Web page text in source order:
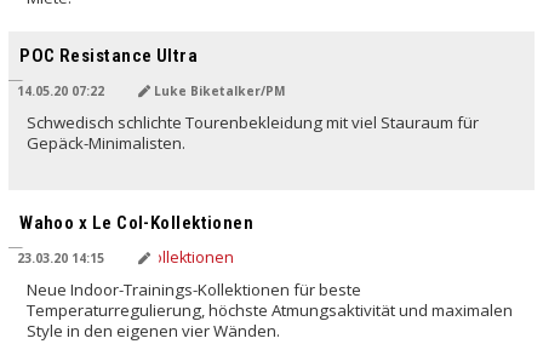
POC Resistance Ultra
14.05.20 07:22 Luke Biketalker/PM
Schwedisch schlichte Tourenbekleidung mit viel Stauraum für
Gepäck-Minimalisten.
Wahoo x Le Col-Kollektionen
23.03.20 14:15
Neue Indoor-Trainings-Kollektionen für beste
Temperaturregulierung, höchste Atmungsaktivität und maximalen
Style in den eigenen vier Wänden.